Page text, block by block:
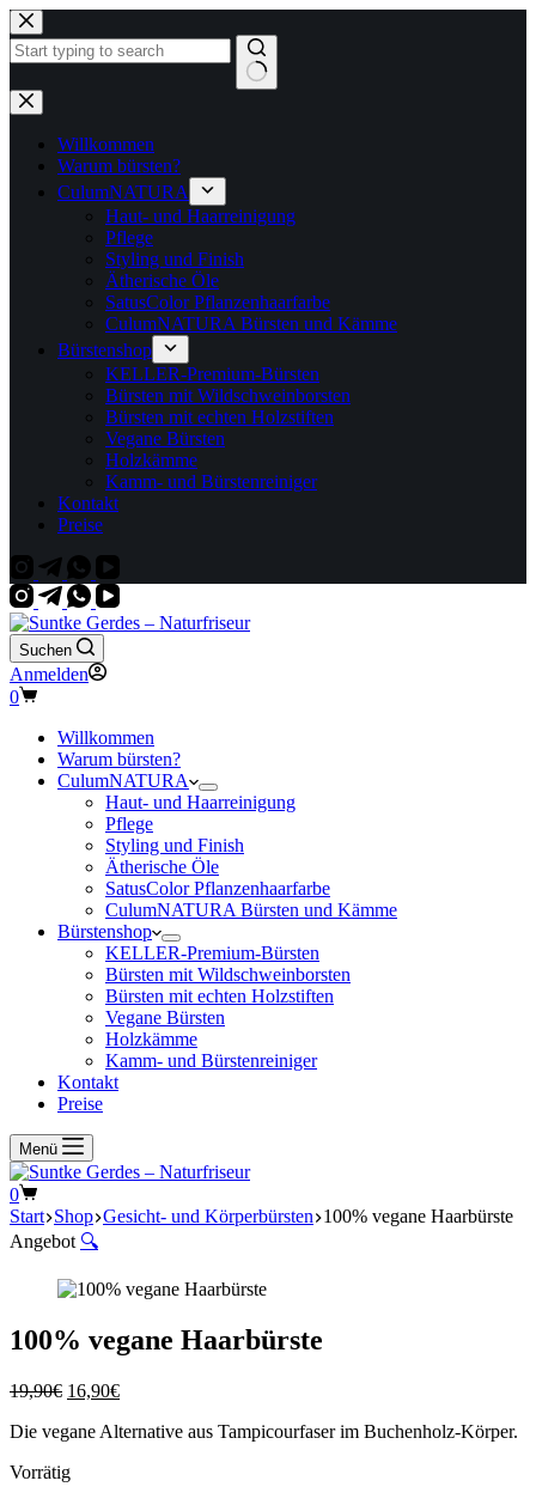
Zum
Inhalt
springen
Keine
Ergebnisse
Willkommen
Warum bürsten?
CulumNATURA
Haut- und Haarreinigung
Pflege
Styling und Finish
Ätherische Öle
SatusColor Pflanzenhaarfarbe
CulumNATURA Bürsten und Kämme
Bürstenshop
KELLER-Premium-Bürsten
Bürsten mit Wildschweinborsten
Bürsten mit echten Holzstiften
Vegane Bürsten
Holzkämme
Kamm- und Bürstenreiniger
Kontakt
Preise
Suchen
Anmelden
Warenkorb
0
Willkommen
Warum bürsten?
CulumNATURA
Haut- und Haarreinigung
Pflege
Styling und Finish
Ätherische Öle
SatusColor Pflanzenhaarfarbe
CulumNATURA Bürsten und Kämme
Bürstenshop
KELLER-Premium-Bürsten
Bürsten mit Wildschweinborsten
Bürsten mit echten Holzstiften
Vegane Bürsten
Holzkämme
Kamm- und Bürstenreiniger
Kontakt
Preise
Menü
Warenkorb
0
Start Shop Gesicht- und Körperbürsten 100% vegane Haarbürste
Angebot 🔍
100% vegane Haarbürste
19,90€ Ursprünglicher
war:
16,90€Aktueller
ist:
Die vegane Alternative aus Tampicourfaser im Buchenholz-Körper.
Vorrätig